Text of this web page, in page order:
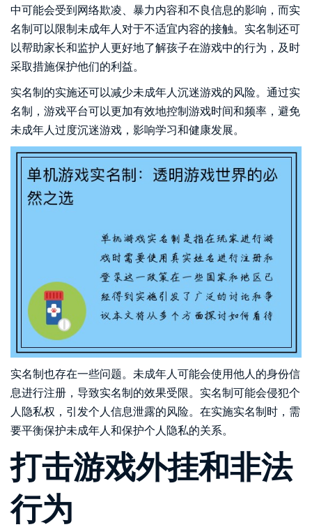
中可能会受到网络欺凌、暴力内容和不良信息的影响，而实
名制可以限制未成年人对于不适宜内容的接触。实名制还可
以帮助家长和监护人更好地了解孩子在游戏中的行为，及时
采取措施保护他们的利益。
实名制的实施还可以减少未成年人沉迷游戏的风险。通过实
名制，游戏平台可以更加有效地控制游戏时间和频率，避免
未成年人过度沉迷游戏，影响学习和健康发展。
实名制也存在一些问题。未成年人可能会使用他人的身份信
息进行注册，导致实名制的效果受限。实名制可能会侵犯个
人隐私权，引发个人信息泄露的风险。在实施实名制时，需
要平衡保护未成年人和保护个人隐私的关系。
打击游戏外挂和非法
行为